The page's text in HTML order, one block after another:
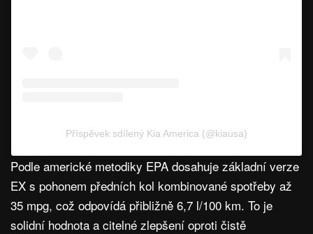
Příspěvek sdílený Kia America (@kiausa)
Podle americké metodiky EPA dosahuje základní verze
EX s pohonem předních kol kombinované spotřeby až
35 mpg, což odpovídá přibližně 6,7 l/100 km. To je
solidní hodnota a citelné zlepšení oproti čistě